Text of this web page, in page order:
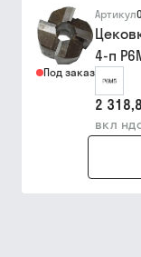
Под заказ
Артикул
4-п
2
вкл